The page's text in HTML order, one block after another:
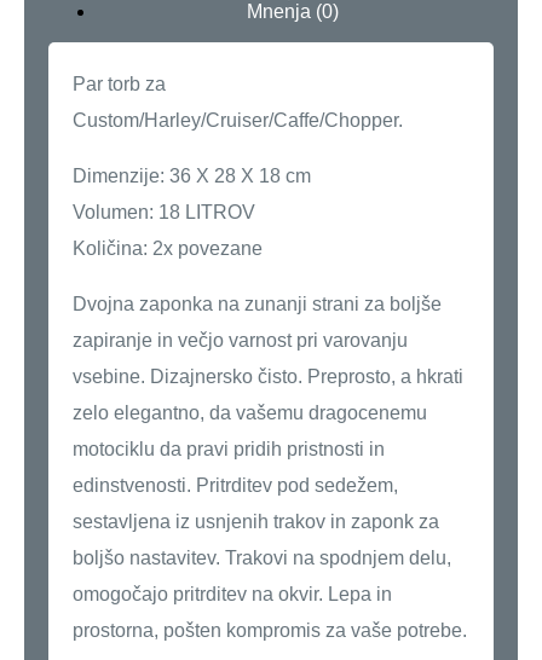
Mnenja (0)
Par torb za
Custom/Harley/Cruiser/Caffe/Chopper.
Dimenzije: 36 X 28 X 18 cm
Volumen: 18 LITROV
Količina: 2x povezane
Dvojna zaponka na zunanji strani za boljše
zapiranje in večjo varnost pri varovanju
vsebine. Dizajnersko čisto. Preprosto, a hkrati
zelo elegantno, da vašemu dragocenemu
motociklu da pravi pridih pristnosti in
edinstvenosti. Pritrditev pod sedežem,
sestavljena iz usnjenih trakov in zaponk za
boljšo nastavitev. Trakovi na spodnjem delu,
omogočajo pritrditev na okvir. Lepa in
prostorna, pošten kompromis za vaše potrebe.